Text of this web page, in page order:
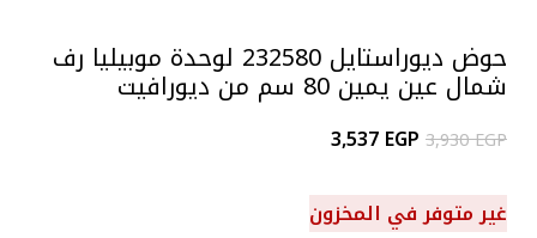
حوض ديوراستايل 232580 لوحدة موبيليا رف
شمال عين يمين 80 سم من ديورافيت
3,930EGP
3,537EGP
غير متوفر في المخزون